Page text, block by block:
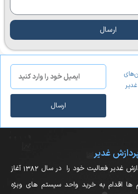
ارسال
ارسال
غدیر
شرکت طرح و پردازش غدیر فعالیت خود را در سال ۱۳۸۲ آغاز
ها اقدام به خرید واحد سیستم های ویژه